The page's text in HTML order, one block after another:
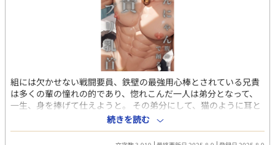
組には欠かせない戦闘要員、鉄壁の最強用心棒とされている兄貴
は多くの輩の憧れの的であり、惚れこんだ一人は弟分となって、
一生、身を捧げて仕えようと。 その弟分にして、猫のように耳と
尻尾を生やし、首輪をつけた兄貴にびっくり、秘密のコンプレッ
クスを知っているだけにやきもきするが、おそれていたとおりに
発情期を迎えてしまって・・・。 現代ものの堅気でない人たちの
続きを読む